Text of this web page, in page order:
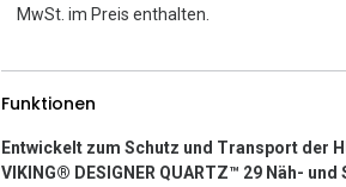
MwSt. im Preis enthalten.
Funktionen
Entwickelt zum Schutz und Transport der
VIKING® DESIGNER QUARTZ™ 29 Näh-